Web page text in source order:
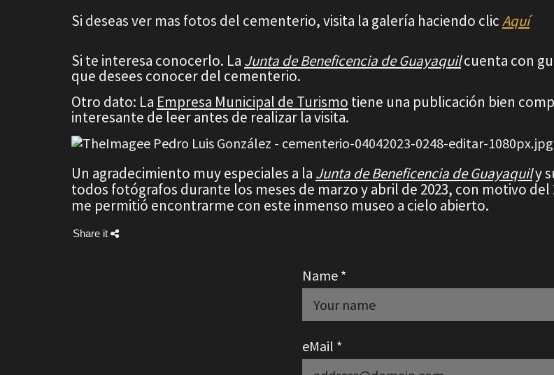
Si deseas ver mas fotos del cementerio,visita la galería haciendo clicAquí
Si te interesa conocerlo. La Junta de Beneficencia de Guayaquilcuenta con
que desees conocer del cementerio.
Otro dato: La Empresa Municipal de Turismo tiene una publicación bien
interesante de leer antes de realizar la visita.
Un agradecimiento muy especiales a la Junta de Beneficencia de Guayaquily
todos fotógrafos durante los meses de marzo y abril de 2023, con motivo
me permitió encontrarme con este inmenso museo a cielo abierto.
Share it
Name *
eMail *